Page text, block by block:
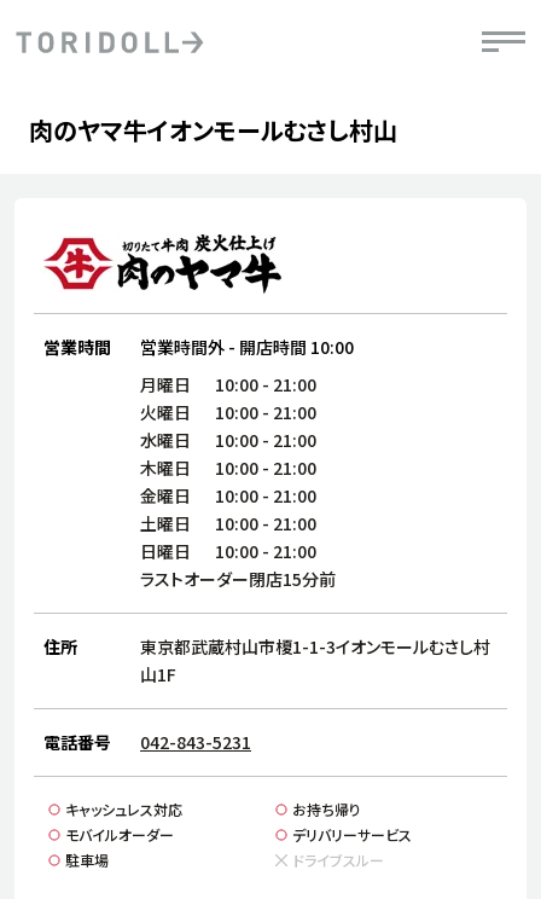
会社情報
経営理念
株主・投資家情報
サステナビリティ
よくある質問・お問い合わせ
日本語 English 简体中文
中長期経営計画
デジタルトランス
フォーメーション戦略
粟田社長が語るトリドールDX
DXビジョン2028
トリドールのDX ～これまでとこれから～
粟田社長が語る
トリドールのサステナビリティ
ステークホルダーとの
コミュニケーション
肉のヤマ牛イオンモールむさし村山
営業時間 営業時間外 - 開店時間 10:00
月曜日 10:00 - 21:00
火曜日
10:00 - 21:00
水曜日
10:00 - 21:00
木曜日
10:00 - 21:00
金曜日
10:00 - 21:00
土曜日
10:00 - 21:00
日曜日
10:00 - 21:00
ラストオーダー閉店15分前
住所
東京都武蔵村山市榎1-1-3イオンモールむさし村
山1F
電話番号 042-843-5231
キャッシュレス対応
お持ち帰り
モバイルオーダー
デリバリーサービス
駐車場
ドライブスルー